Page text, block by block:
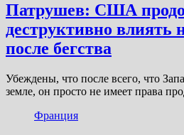
Патрушев: США
деструктивно влиять
после бегства
Убеждены, что после всего, что
земле, он просто не имеет права
Франция